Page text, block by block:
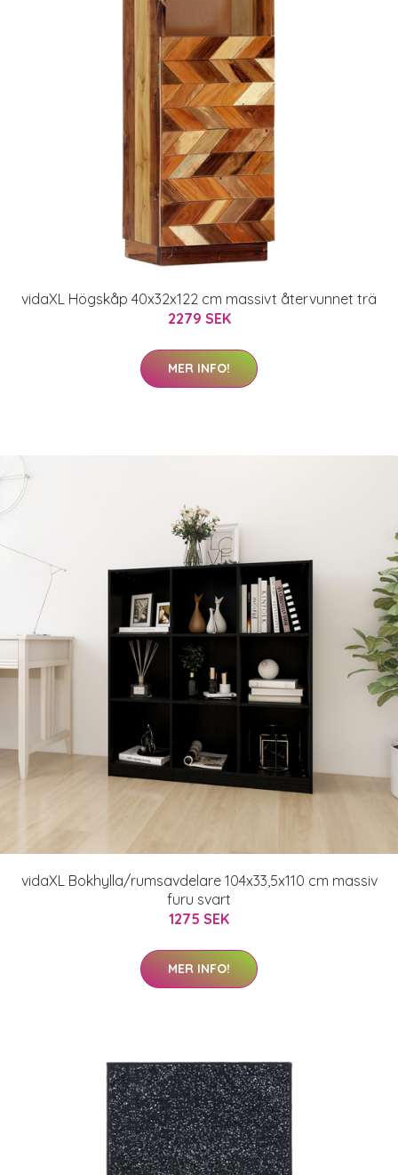
vidaXL Högskåp 40x32x122 cm massivt återvunnet trä
2279 SEK
MER INFO!
vidaXL Bokhylla/rumsavdelare 104x33,5x110 cm massiv
furu svart
1275 SEK
MER INFO!